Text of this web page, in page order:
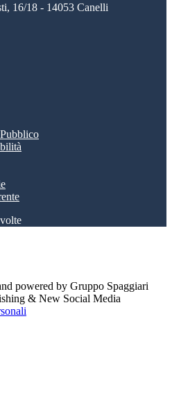
16/18 - 14053 Canelli
volte
powered by Gruppo Spaggiari
& New Social Media